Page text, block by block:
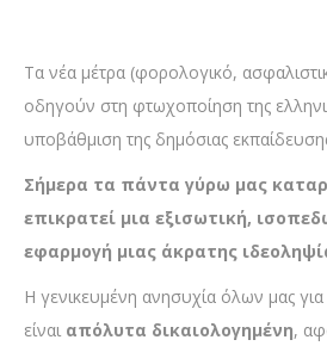
Τα νέα μέτρα (φορολογικό,
οδηγούν στη φτωχοποίηση της
υποβάθμιση της δημόσιας
Σήμερα τα πάντα γύρω μας
επικρατεί μια εξισωτική,
εφαρμογή μιας άκρατης
Η γενικευμένη ανησυχία όλων μας
είναι απόλυτα δικαιολογημένη,